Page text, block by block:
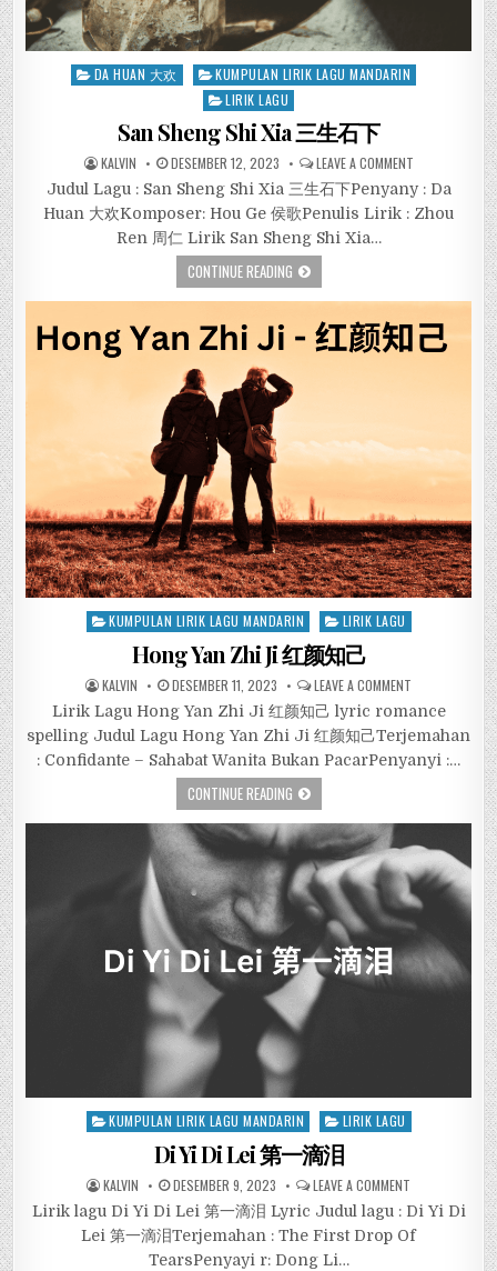
Posted
DA HUAN 大欢
KUMPULAN LIRIK LAGU MANDARIN
LIRIK LAGU
San Sheng Shi Xia 三生石下
KALVIN DESEMBER 12, 2023 LEAVE A COMMENT
Judul Lagu : San Sheng Shi Xia 三生石下Penyany : Da
Huan 大欢Komposer: Hou Ge 侯歌Penulis Lirik : Zhou
Ren 周仁 Lirik San Sheng Shi Xia…
CONTINUE READING
Posted
KUMPULAN LIRIK LAGU MANDARIN LIRIK LAGU
Hong Yan Zhi Ji 红颜知己
KALVIN DESEMBER 11, 2023 LEAVE A COMMENT
Lirik Lagu Hong Yan Zhi Ji 红颜知己 lyric romance
spelling Judul Lagu Hong Yan Zhi Ji 红颜知己Terjemahan
: Confidante – Sahabat Wanita Bukan PacarPenyanyi :…
CONTINUE READING
Posted
KUMPULAN LIRIK LAGU MANDARIN LIRIK LAGU
Di Yi Di Lei 第一滴泪
KALVIN DESEMBER 9, 2023 LEAVE A COMMENT
Lirik lagu Di Yi Di Lei 第一滴泪 Lyric Judul lagu : Di Yi Di
Lei 第一滴泪Terjemahan : The First Drop Of
TearsPenyayi r: Dong Li…